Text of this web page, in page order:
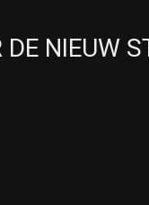
NIEUW